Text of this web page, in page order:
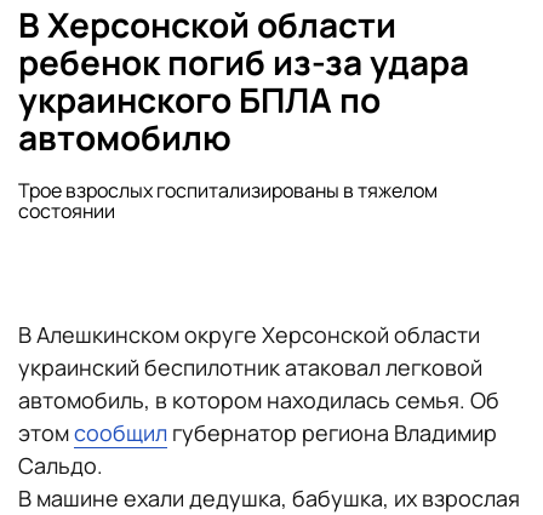
В Херсонской области
ребенок погиб из-за удара
украинского БПЛА по
автомобилю
Трое взрослых госпитализированы в тяжелом
состоянии
В Алешкинском округе Херсонской области
украинский беспилотник атаковал легковой
автомобиль, в котором находилась семья. Об
этомсообщил губернатор региона Владимир
Сальдо.
В машине ехали дедушка, бабушка, их взрослая